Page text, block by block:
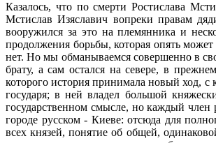
Казалось, что по смерти Ростислава
Мстислав Изяславич вопреки правам
вооружился за это на племянника и
продолжения борьбы, которая опять
нет. Но мы обманываемся совершенно в
брату, а сам остался на севере, в
которого история принимала новый ход,
государя; в ней владел большой
государственном смысле, но каждый член
городе русском - Киеве: отсюда для
всех князей, понятие об общей,